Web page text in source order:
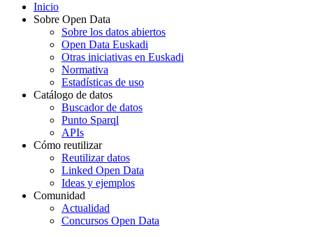
Inicio
Sobre Open Data
Sobre los datos abiertos
Open Data Euskadi
Otras iniciativas en Euskadi
Normativa
Estadísticas de uso
Catálogo de datos
Buscador de datos
Punto Sparql
APIs
Cómo reutilizar
Reutilizar datos
Linked Open Data
Ideas y ejemplos
Comunidad
Actualidad
Concursos Open Data